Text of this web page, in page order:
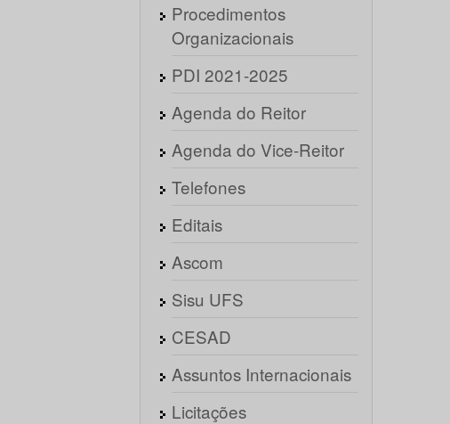
Procedimentos
Organizacionais
PDI 2021-2025
Agenda do Reitor
Agenda do Vice-Reitor
Telefones
Editais
Ascom
Sisu UFS
CESAD
Assuntos Internacionais
Licitações